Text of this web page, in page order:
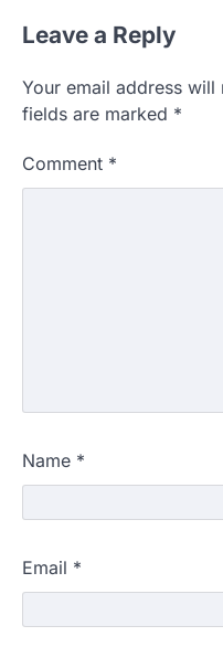
Leave a Reply
Your email address will
fields are marked *
Comment *
Name *
Email *